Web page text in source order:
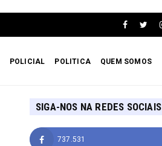
POLICIAL POLITICA QUEM SOMOS
SIGA-NOS NA REDES SOCIAIS
737.531